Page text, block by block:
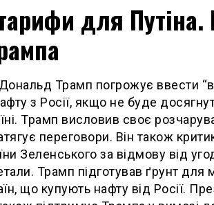
для Путіна.
Трамп погрожує ввести
з Росії, якщо не буде
Трамп висловив своє
переговори. Він також
Зеленського за відмову від
Трамп підготував ґрунт
що купують нафту від Росії.